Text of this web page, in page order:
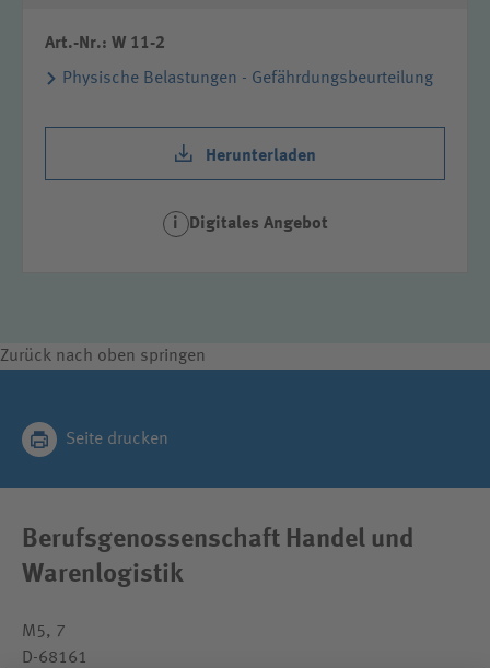
Art.-Nr.: W 11-2
Physische Belastungen - Gefährdungsbeurteilung
Herunterladen
i Digitales Angebot
Zurück nach oben springen
Seite drucken
Berufsgenossenschaft Handel und
Warenlogistik
M5, 7
D-68161